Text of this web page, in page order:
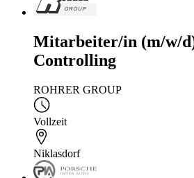
Mitarbeiter/in (m/w/
Controlling
ROHRER GROUP
Vollzeit
Niklasdorf